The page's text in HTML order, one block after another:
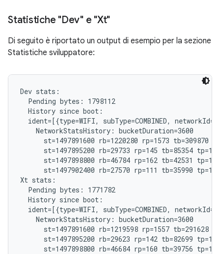
Statistiche "Dev" e "Xt"
Di seguito è riportato un output di esempio per la sezione
Statistiche sviluppatore:
Dev stats:
  Pending bytes: 1798112
  History since boot:
ident=[{type=WIFI, subType=COMBINED,
    NetworkStatsHistory: bucketDuration=3600
st=1497891600 rb=1220280 rp=1573 tb=309870
st=1497895200 rb=29733 rp=145 tb=85354
st=1497898800 rb=46784 rp=162 tb=42531
st=1497902400 rb=27570 rp=111 tb=35990
Xt stats:
  Pending bytes: 1771782
  History since boot:
ident=[{type=WIFI, subType=COMBINED,
    NetworkStatsHistory: bucketDuration=3600
st=1497891600 rb=1219598 rp=1557 tb=291628
st=1497895200 rb=29623 rp=142 tb=82699
st=1497898800 rb=46684 rp=160 tb=39756